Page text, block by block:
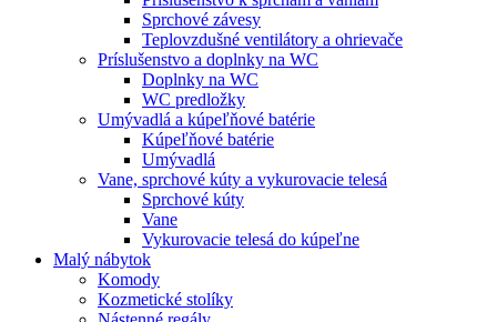
Sprchové závesy
Teplovzdušné ventilátory a ohrievače
Príslušenstvo a doplnky na WC
Doplnky na WC
WC predložky
Umývadlá a kúpeľňové batérie
Kúpeľňové batérie
Umývadlá
Vane, sprchové kúty a vykurovacie telesá
Sprchové kúty
Vane
Vykurovacie telesá do kúpeľne
Malý nábytok
Komody
Kozmetické stolíky